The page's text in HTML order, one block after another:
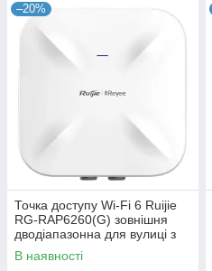
–20%
Точка доступу Wi-Fi 6 Ruijie
RG-RAP6260(G) зовнішня
дводіапазонна для вулиці з
підтримкою 575 Мбіт/с та
1200 Мбіт/с, IP68, для
В наявності